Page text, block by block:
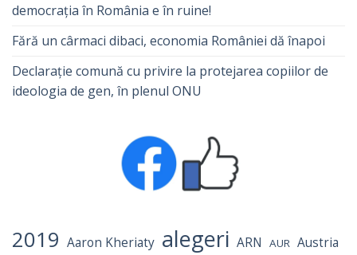
democrația în România e în ruine!
Fără un cârmaci dibaci, economia României dă înapoi
Declarație comună cu privire la protejarea copiilor de
ideologia de gen, în plenul ONU
2019 Aaron Kheriaty alegeri ARN AUR Austria